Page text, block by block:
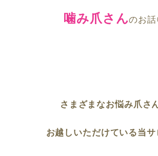
噛み爪さんのお話
さまざまなお悩み爪さ
お越しいただけている当サ